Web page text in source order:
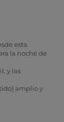
esta
la noche de
y las
amplio y